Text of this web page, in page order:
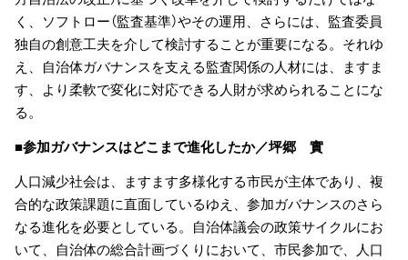
く、ソフトロー（監査基準）やその運用、さらには、監査委員
独自の創意工夫を介して検討することが重要になる。それゆ
え、自治体ガバナンスを支える監査関係の人材には、ますま
す、より柔軟で変化に対応できる人財が求められることにな
る。
■参加ガバナンスはどこまで進化したか／坪郷 實
人口減少社会は、ますます多様化する市民が主体であり、複
合的な政策課題に直面しているゆえ、参加ガバナンスのさら
なる進化を必要としている。自治体議会の政策サイクルにお
いて、自治体の総合計画づくりにおいて、市民参加で、人口